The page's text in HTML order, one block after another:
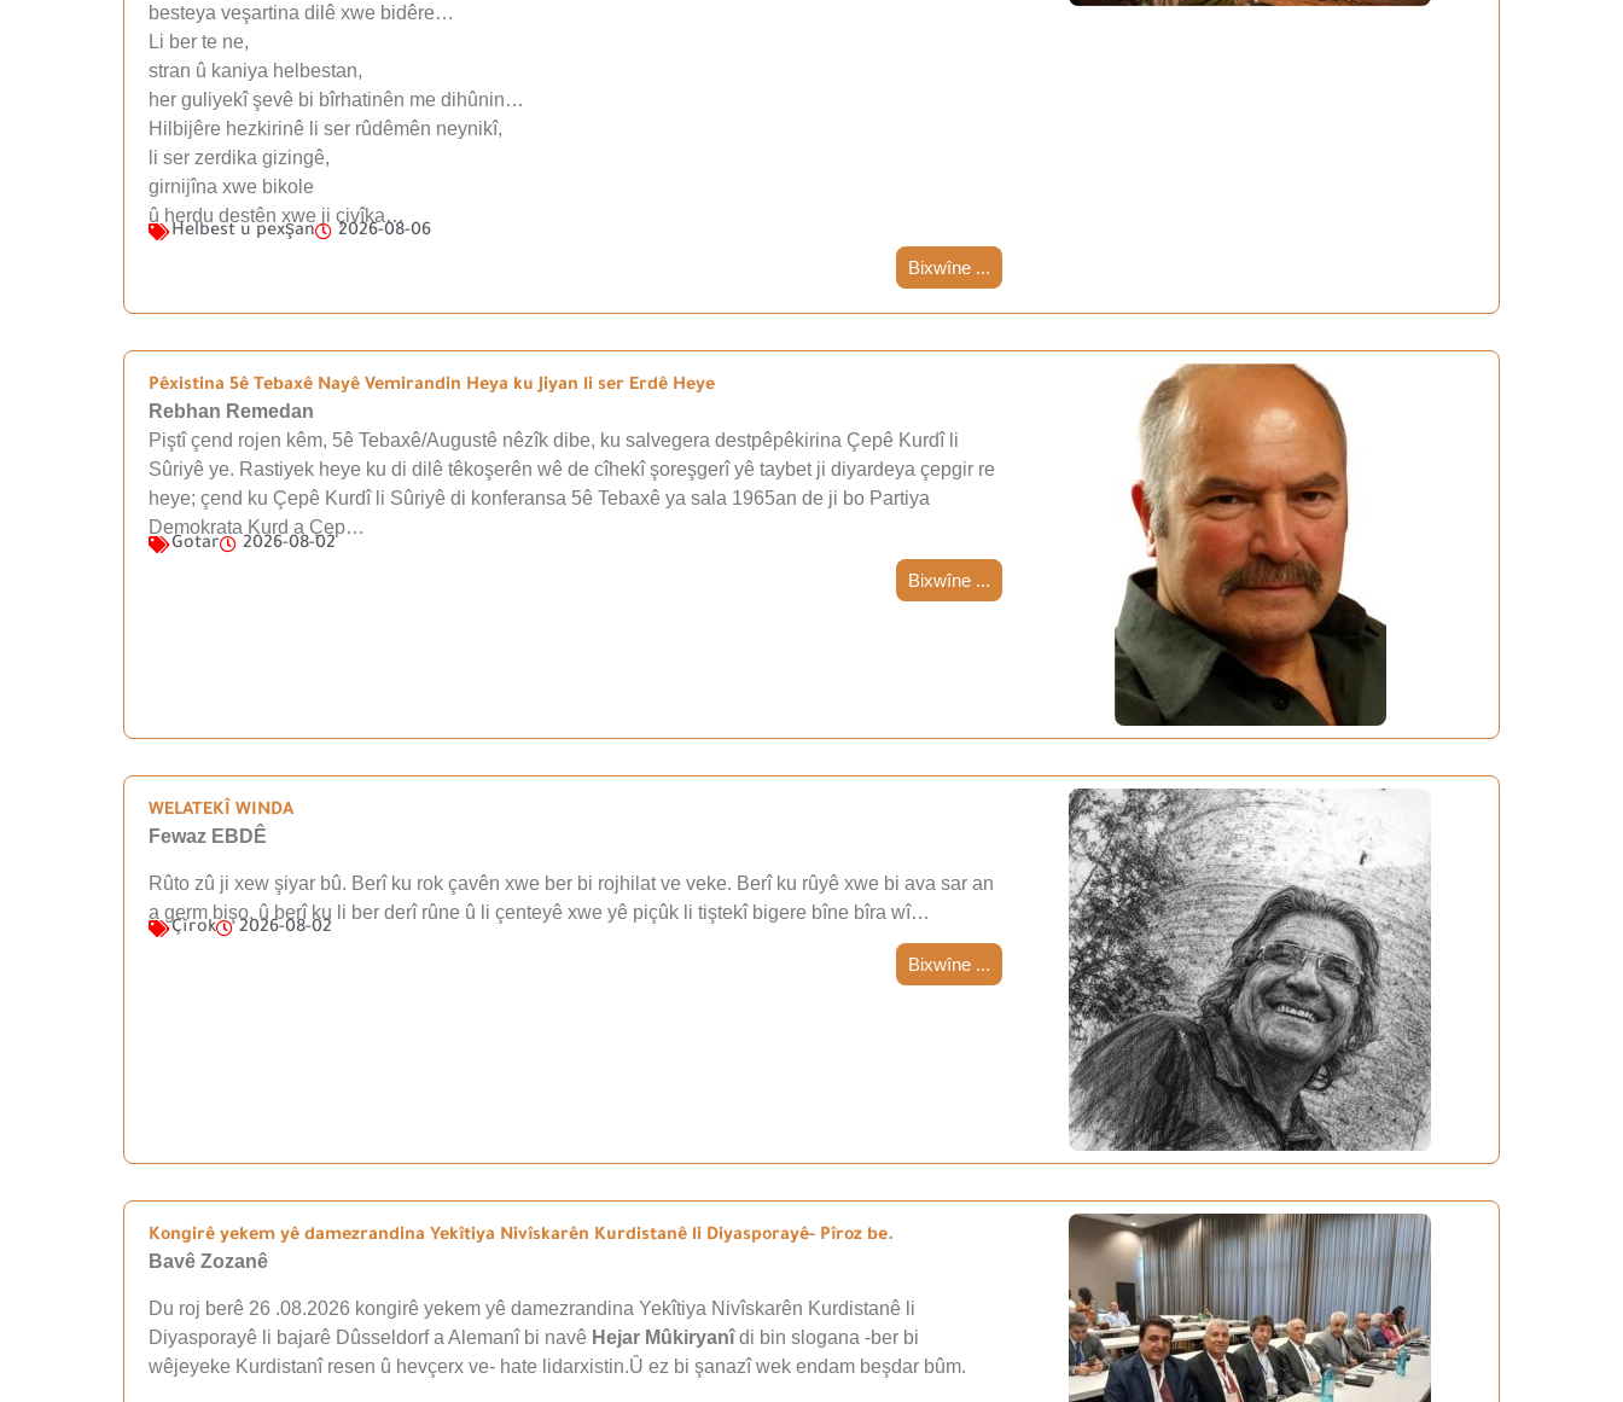
besteya veşartina dilê xwe bidêre…
Li ber te ne,
stran û kaniya helbestan,
her guliyekî şevê bi bîrhatinên me dihûnin…
Hilbijêre hezkirinê li ser rûdêmên neynikî,
li ser zerdika gizingê,
girnijîna xwe bikole
û herdu destên xwe ji çivîka…
Helbest u pexşan 2026-08-06
Bixwîne ...
Pêxistina 5ê Tebaxê Nayê Vemirandin Heya ku Jiyan li ser Erdê Heye
Rebhan Remedan
Piştî çend rojen kêm, 5ê Tebaxê/Augustê nêzîk dibe, ku salvegera destpêpêkirina Çepê Kurdî li
Sûriyê ye. Rastiyek heye ku di dilê têkoşerên wê de cîhekî şoreşgerî yê taybet ji diyardeya çepgir re
heye; çend ku Çepê Kurdî li Sûriyê di konferansa 5ê Tebaxê ya sala 1965an de ji bo Partiya
Demokrata Kurd a Çep…
Gotar 2026-08-02
Bixwîne ...
WELATEKÎ WINDA
Fewaz EBDÊ
Rûto zû ji xew şiyar bû. Berî ku rok çavên xwe ber bi rojhilat ve veke. Berî ku rûyê xwe bi ava sar an
a germ bişo, û berî ku li ber derî rûne û li çenteyê xwe yê piçûk li tiştekî bigere bîne bîra wî…
Çîrok 2026-08-02
Bixwîne ...
Kongirê yekem yê damezrandina Yekîtiya Nivîskarên Kurdistanê li Diyasporayê- Pîroz be.
Bavê Zozanê
Du roj berê 26 .08.2026 kongirê yekem yê damezrandina Yekîtiya Nivîskarên Kurdistanê li
Diyasporayê li bajarê Dûsseldorf a Alemanî bi navê Hejar Mûkiryanîdi bin slogana -ber bi
wêjeyeke Kurdistanî resen û hevçerx ve- hate lidarxistin.Û ez bi şanazî wek endam beşdar bûm.